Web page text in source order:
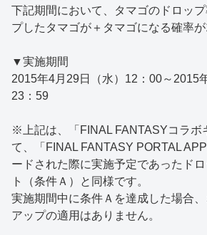
下記期間において、タマゴのドロッ
プしたタマゴが＋タマゴになる確率
▼実施期間
2015年4月29日（水）12：00～2015
23：59
※上記は、「FINAL FANTASYコラボ
て、「FINAL FANTASY PORTAL
ードされた際に実施予定であったド
ト（条件Ａ）と同様です。
実施期間中に条件Ａを達成した場合
アップの適用はありません。